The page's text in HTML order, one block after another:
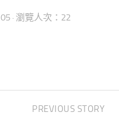
· 瀏覽人次：22
PREVIOUS STORY